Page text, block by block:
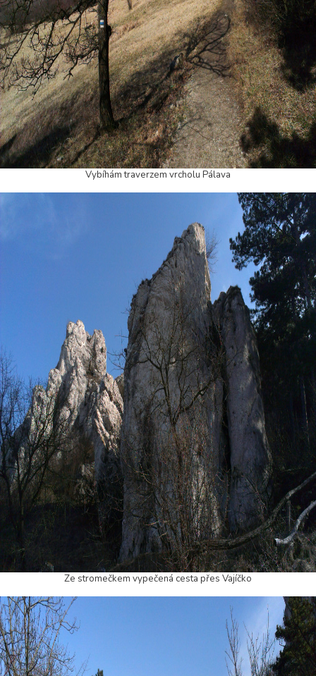
Vybíhám traverzem vrcholu Pálava
Ze stromečkem vypečená cesta přes Vajíčko